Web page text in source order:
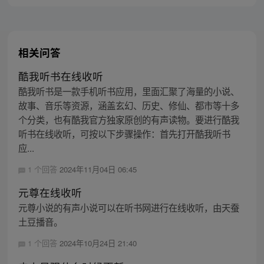
相关问答
酷我听书在线收听
酷我听书是一款手机听书应用，里面汇聚了海量的小说、
故事、音乐等资源，涵盖玄幻、历史、修仙、都市等十多
个分类，也有酷我官方独家原创的有声读物。要进行酷我
听书在线收听，可按以下步骤操作：首先打开酷我听书
应...
1 个回答 2024年11月04日 06:45
元尊在线收听
元尊小说的有声小说可以在听书网进行在线收听，由天蚕
土豆播音。
1 个回答 2024年10月24日 21:40